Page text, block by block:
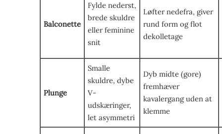
Balconette
Fylde nederst,
brede skuldre
eller feminine
snit
Løfter nedefra, giver
rund form og flot
dekolletage
Plunge
Smalle
skuldre, dybe
V-
udskæringer,
let asymmetri
Dyb midte (gore)
fremhæver
kavalergang uden at
klemme